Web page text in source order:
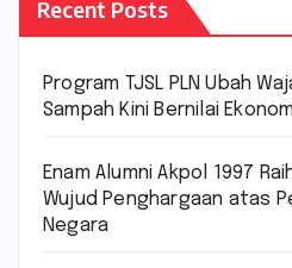
Recent Posts
Program TJSL PLN Ubah
Sampah Kini Bernilai
Enam Alumni Akpol 1997
Wujud Penghargaan atas
Negara